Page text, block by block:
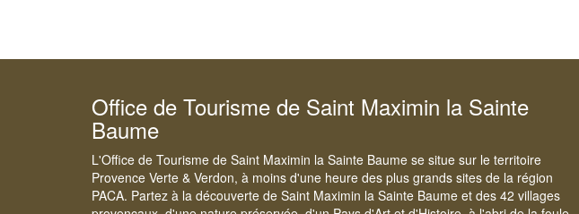
Office de Tourisme de Saint Maximin la Sainte
Baume
L'Office de Tourisme de Saint Maximin la Sainte Baume se situe sur le territoire
Provence Verte & Verdon, à moins d'une heure des plus grands sites de la région
PACA. Partez à la découverte de Saint Maximin la Sainte Baume et des 42 villages